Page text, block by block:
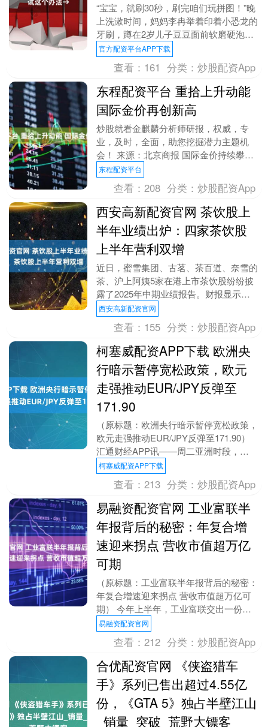
“宝宝，就刷30秒，刷完咱们玩拼图！”晚
上洗漱时间，妈妈李冉举着印着小恐龙的
牙刷，蹲在2岁儿子豆豆面前软磨硬泡。
可豆豆不是把刷头塞进嘴里当“磨牙玩
具”，就是挥舞....
官方配资平台APP下载
查看： 161 分类：炒股配资App
东程配资平台 重拾上升动能
国际金价再创新高
炒股就看金麒麟分析师研报，权威，专
业，及时，全面，助您挖掘潜力主题机
会！ 来源：北京商报 国际金价持续攀
升，再创历史新高。交易行情数据显示，
9月2日盘中，伦敦金....
东程配资平台
查看：208 分类：炒股配资App
西安高新配资官网 茶饮股上
半年业绩出炉：四家茶饮股
上半年营利双增
近日，蜜雪集团、古茗、茶百道、奈雪的
茶、沪上阿姨5家在港上市茶饮股纷纷披
露了2025年中期业绩报告。财报显示，
蜜雪集团、古茗、茶百道、沪上阿姨上半
年营利双增，奈....
西安高新配资官网
查看： 155 分类：炒股配资App
柯塞威配资APP下载 欧洲央
行暗示暂停宽松政策，欧元
走强推动EUR/JPY反弹至
171.90
（原标题：欧洲央行暗示暂停宽松政策，
欧元走强推动EUR/JPY反弹至171.90）
汇通财经APP讯——周二亚洲时段，
EUR/JPY走高，报171.90，结束了....
柯塞威配资APP下载
查看：213 分类：炒股配资App
易融资配资官网 工业富联半
年报背后的秘密：年复合增
速迎来拐点 营收市值超万亿
可期
（原标题：工业富联半年报背后的秘密：
年复合增速迎来拐点 营收市值超万亿可
期） 今年上半年，工业富联交出一份炸
裂成绩单：半年度营收3607.6亿元，同比
飙升35.....
易融资配资官网
查看：212 分类：炒股配资App
合优配资官网 《侠盗猎车
手》系列已售出超过4.55亿
份，《GTA 5》独占半壁江山
_销量_突破_荒野大镖客